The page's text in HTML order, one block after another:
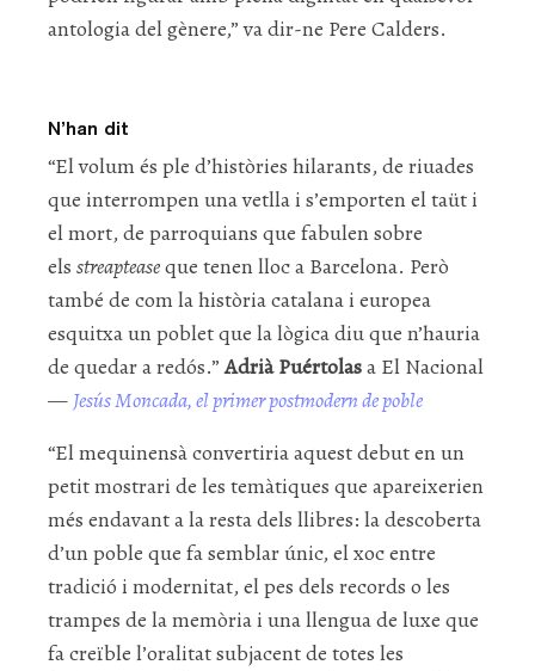
antologia del gènere,” va dir-ne Pere Calders.
N’han dit
“El volum és ple d’històries hilarants, de riuades
que interrompen una vetlla i s’emporten el taüt i
el mort, de parroquians que fabulen sobre
els streapteaseque tenen lloc a Barcelona. Però
també de com la història catalana i europea
esquitxa un poblet que la lògica diu que n’hauria
de quedar a redós.”Adrià Puértolasa El Nacional
— Jesús Moncada, el primer postmodern de poble
“El mequinensà convertiria aquest debut en un
petit mostrari de les temàtiques que apareixerien
més endavant a la resta dels llibres: la descoberta
d’un poble que fa semblar únic, el xoc entre
tradició i modernitat, el pes dels records o les
trampes de la memòria i una llengua de luxe que
fa creïble l’oralitat subjacent de totes les